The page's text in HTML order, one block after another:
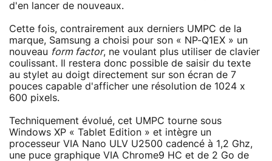
d'en lancer de nouveaux.
Cette fois, contrairement aux derniers UMPC de la
marque, Samsung a choisi pour son « NP-Q1EX » un
nouveau form factor, ne voulant plus utiliser de clavier
coulissant. Il restera donc possible de saisir du texte
au stylet au doigt directement sur son écran de 7
pouces capable d'afficher une résolution de 1024 x
600 pixels.
Techniquement évolué, cet UMPC tourne sous
Windows XP « Tablet Edition » et intègre un
processeur VIA Nano ULV U2500 cadencé à 1,2 Ghz,
une puce graphique VIA Chrome9 HC et de 2 Go de